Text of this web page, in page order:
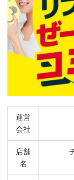
運営
会社
店舗
名